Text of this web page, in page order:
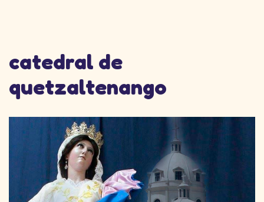
catedral de
quetzaltenango